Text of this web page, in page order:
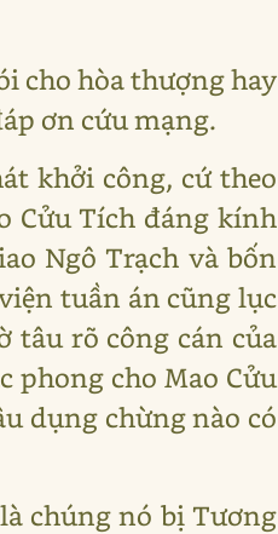
cho hòa thượng hay
ơn cứu mạng.
khởi công, cứ theo
Cửu Tích đáng kính
Ngô Trạch và bốn
tuần án cũng lục
tâu rõ công cán của
phong cho Mao Cửu
dụng chừng nào có
chúng nó bị Tương